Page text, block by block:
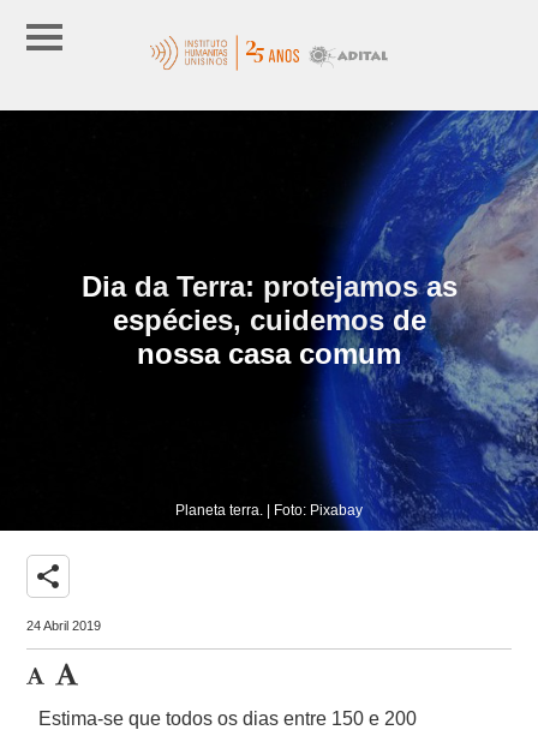
Dia da Terra: protejamos as
espécies, cuidemos de
nossa casa comum
Planeta terra. | Foto: Pixabay
share
24 Abril 2019
Estima-se que todos os dias entre 150 e 200